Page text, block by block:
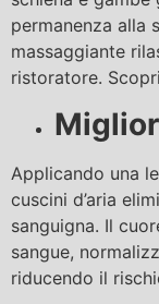
permanenza alla
massaggiante
ristoratore.
Applicando una
cuscini d’aria
sanguigna. Il
sangue,
riducendo il